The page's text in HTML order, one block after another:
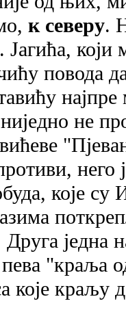
к северу.
повода
не
које
Друга
"краља
које краљу